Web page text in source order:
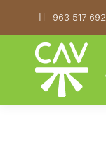
963 517 692